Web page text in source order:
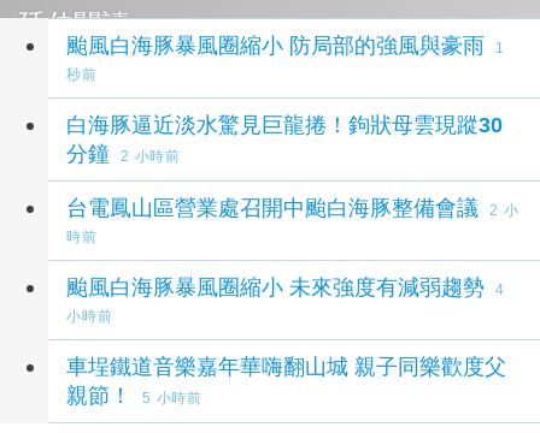
延伸閱讀
颱風白海豚暴風圈縮小 防局部的強風與豪雨
1
秒前
白海豚逼近淡水驚見巨龍捲！鉤狀母雲現蹤30
分鐘
2 小時前
台電鳳山區營業處召開中颱白海豚整備會議
2 小
時前
颱風白海豚暴風圈縮小 未來強度有減弱趨勢
4
小時前
車埕鐵道音樂嘉年華嗨翻山城 親子同樂歡度父
親節！
5 小時前